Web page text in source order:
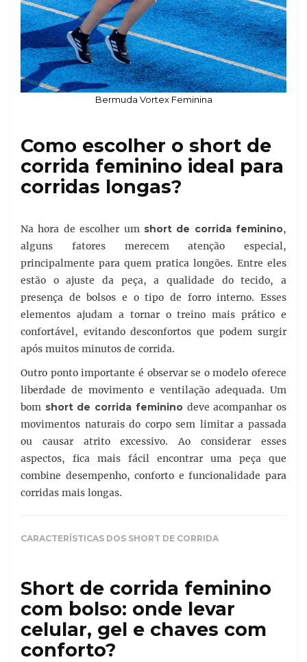
Bermuda Vortex Feminina
Como escolher o short de
corrida feminino ideal para
corridas longas?
Na hora de escolher um short de corrida feminino,
alguns fatores merecem atenção especial,
principalmente para quem pratica longões. Entre eles
estão o ajuste da peça, a qualidade do tecido, a
presença de bolsos e o tipo de forro interno. Esses
elementos ajudam a tornar o treino mais prático e
confortável, evitando desconfortos que podem surgir
após muitos minutos de corrida.
Outro ponto importante é observar se o modelo oferece
liberdade de movimento e ventilação adequada. Um
bom short de corrida femininodeve acompanhar os
movimentos naturais do corpo sem limitar a passada
ou causar atrito excessivo. Ao considerar esses
aspectos, fica mais fácil encontrar uma peça que
combine desempenho, conforto e funcionalidade para
corridas mais longas.
CARACTERÍSTICAS DOS SHORT DE CORRIDA
Short de corrida feminino
com bolso: onde levar
celular, gel e chaves com
conforto?